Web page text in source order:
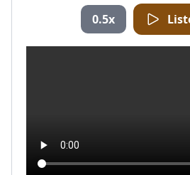
0.5x